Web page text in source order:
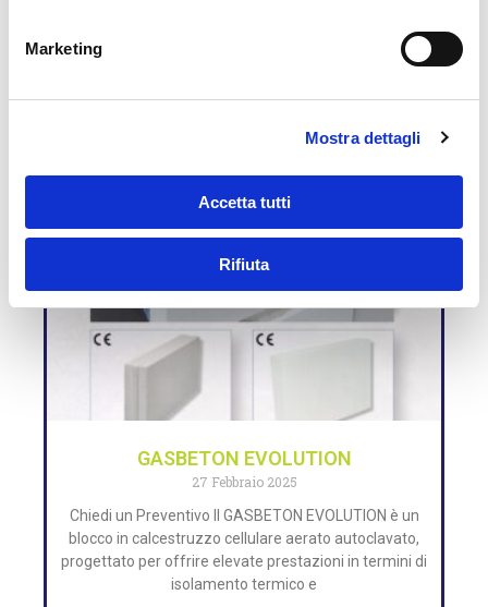
Marketing
Mostra dettagli
Accetta tutti
Rifiuta
professionisti che vogliono investire in fotovoltaico,
GASBETON EVOLUTION
27 Febbraio 2025
Chiedi un Preventivo Il GASBETON EVOLUTION è un
blocco in calcestruzzo cellulare aerato autoclavato,
progettato per offrire elevate prestazioni in termini di
isolamento termico e